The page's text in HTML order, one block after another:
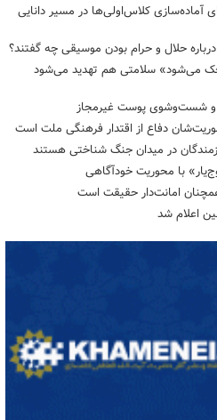
تا کلاس درس؛ ۶ گام برای آماده‌سازی کلاس‌اولی‌ها در مسیر دانایی
حلال و حرام بودن موسیقی چه گفتند؟
می‌شود» سلامتی هم تهدید می‌شود
و شست‌وشوی پوست غیرمجاز
دفاع از اقتدار فرهنگی ملت است
در میدان جنگ شناختی هستند
با محوریت خودآگاهی
امانت‌دار حقیقت است
اعلام شد